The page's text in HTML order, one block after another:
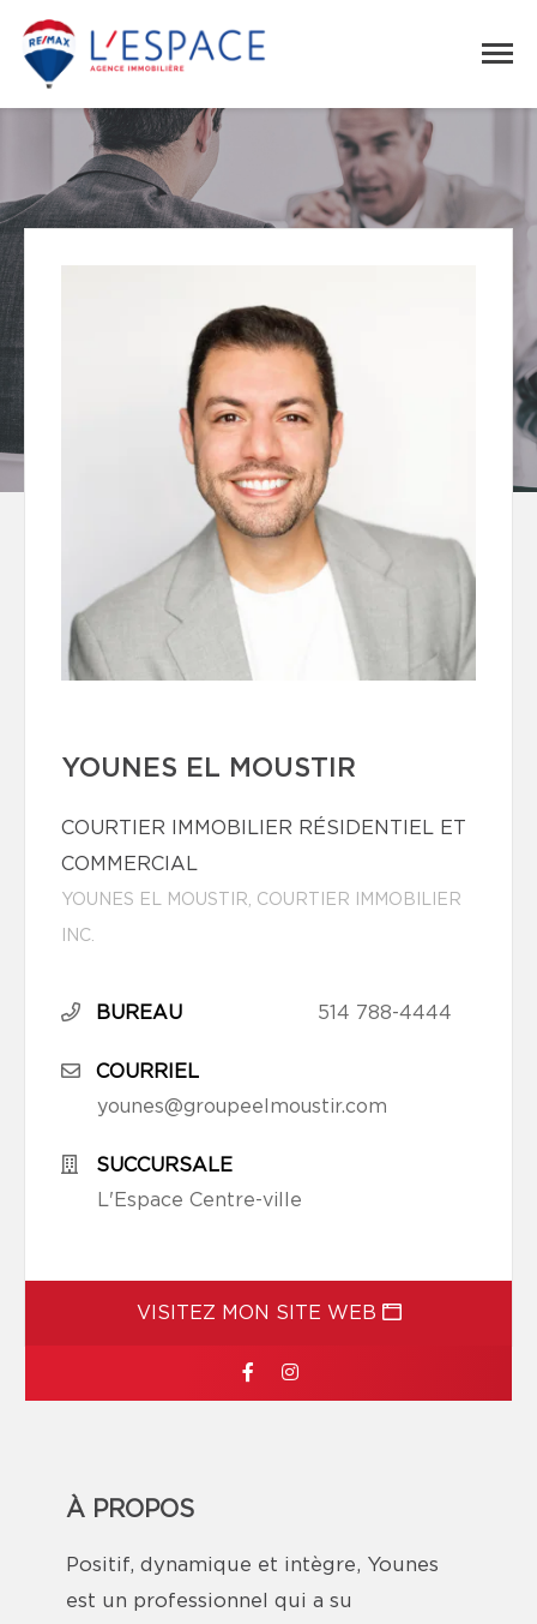
YOUNES EL MOUSTIR
COURTIER IMMOBILIER RÉSIDENTIEL ET
COMMERCIAL
YOUNES EL MOUSTIR, COURTIER IMMOBILIER
INC.
BUREAU 514 788-4444
COURRIEL
younes@groupeelmoustir.com
SUCCURSALE
L'Espace Centre-ville
VISITEZ MON SITE WEB
À PROPOS
Positif, dynamique et intègre, Younes
est un professionnel qui a su